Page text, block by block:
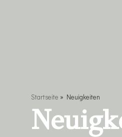
Startseite » Neuigkeiten